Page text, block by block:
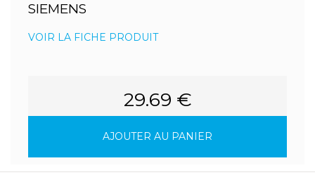
SIEMENS
VOIR LA FICHE PRODUIT
29.69 €
AJOUTER AU PANIER